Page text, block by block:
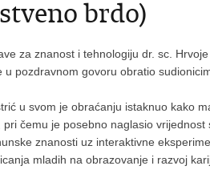
brdo)
za znanost i tehnologiju dr. sc.
u pozdravnom govoru obratio
u svom je obraćanju istaknuo kako
pri čemu je posebno naglasio
znanosti uz interaktivne
mladih na obrazovanje i razvoj